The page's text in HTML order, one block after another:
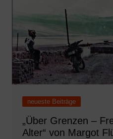
neueste Beiträge
„Über Grenzen –
Alter“ von Margot